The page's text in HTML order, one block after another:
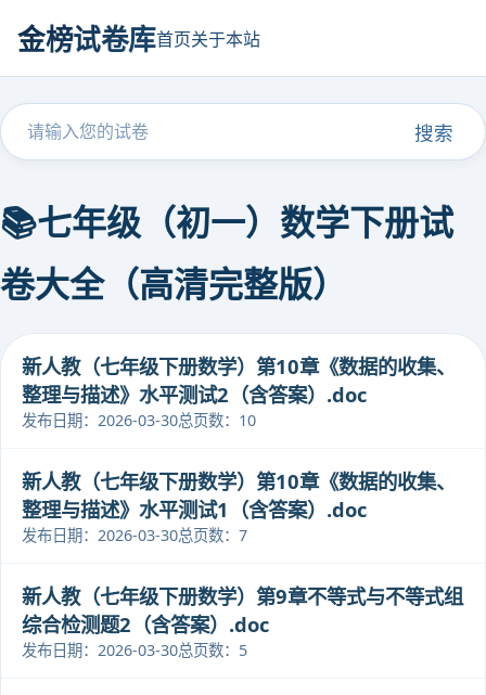
金榜试卷库首页关于本站
搜索
📚七年级（初一）数学下册试
卷大全（高清完整版）
新人教（七年级下册数学）第10章《数据的收集、
整理与描述》水平测试2（含答案）.doc
发布日期：2026-03-30总页数：10
新人教（七年级下册数学）第10章《数据的收集、
整理与描述》水平测试1（含答案）.doc
发布日期：2026-03-30总页数：7
新人教（七年级下册数学）第9章不等式与不等式组
综合检测题2（含答案）.doc
发布日期：2026-03-30总页数：5